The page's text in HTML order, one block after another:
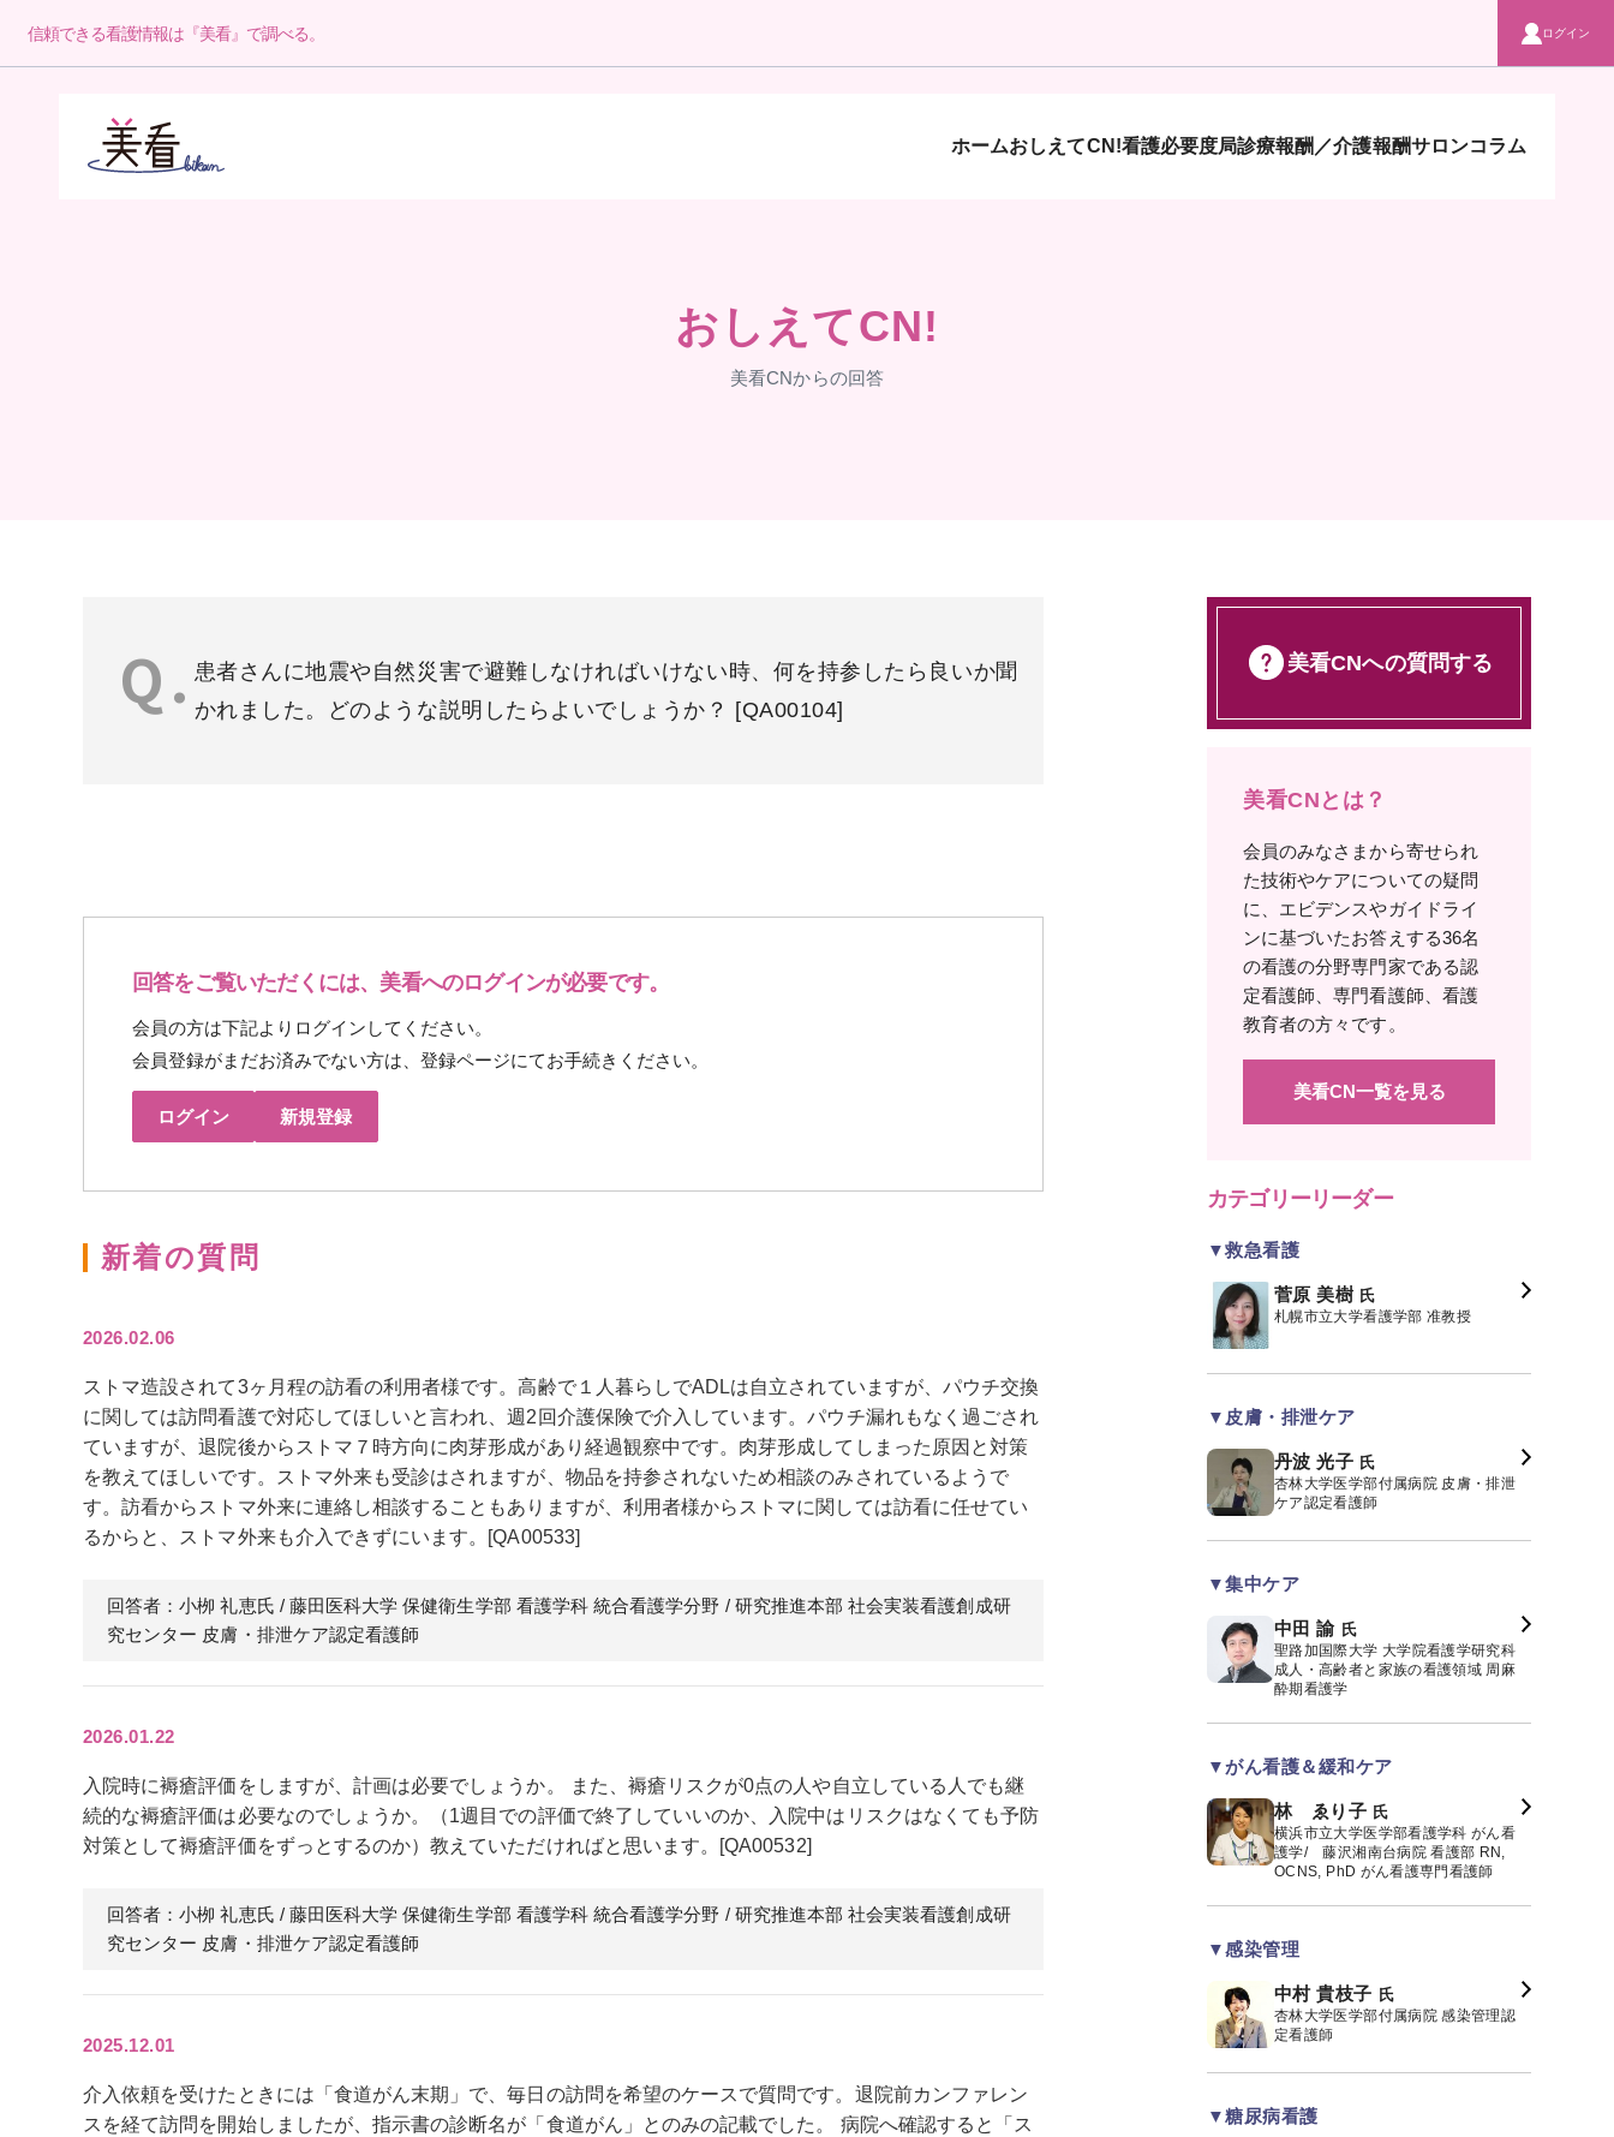
信頼できる看護情報は『美看』で調べる。 ログイン
ホームおしえてCN!看護必要度局診療報酬／介護報酬サロンコラム
おしえてCN!
美看CNからの回答
患者さんに地震や自然災害で避難しなければいけない時、何を持参したら良いか聞
かれました。どのような説明したらよいでしょうか？ [QA00104]
回答をご覧いただくには、美看へのログインが必要です。
会員の方は下記よりログインしてください。
会員登録がまだお済みでない方は、登録ページにてお手続きください。
ログイン 新規登録
新着の質問
2026.02.06
ストマ造設されて3ヶ月程の訪看の利用者様です。高齢で１人暮らしでADLは自立されていますが、パウチ交換
に関しては訪問看護で対応してほしいと言われ、週2回介護保険で介入しています。パウチ漏れもなく過ごされ
ていますが、退院後からストマ７時方向に肉芽形成があり経過観察中です。肉芽形成してしまった原因と対策
を教えてほしいです。ストマ外来も受診はされますが、物品を持参されないため相談のみされているようで
す。訪看からストマ外来に連絡し相談することもありますが、利用者様からストマに関しては訪看に任せてい
るからと、ストマ外来も介入できずにいます。[QA00533]
回答者：小栁 礼恵氏 / 藤田医科大学 保健衛生学部 看護学科 統合看護学分野 / 研究推進本部 社会実装看護創成研
究センター 皮膚・排泄ケア認定看護師
2026.01.22
入院時に褥瘡評価をしますが、計画は必要でしょうか。 また、褥瘡リスクが0点の人や自立している人でも継
続的な褥瘡評価は必要なのでしょうか。（1週目での評価で終了していいのか、入院中はリスクはなくても予防
対策として褥瘡評価をずっとするのか）教えていただければと思います。[QA00532]
回答者：小栁 礼恵氏 / 藤田医科大学 保健衛生学部 看護学科 統合看護学分野 / 研究推進本部 社会実装看護創成研
究センター 皮膚・排泄ケア認定看護師
2025.12.01
介入依頼を受けたときには「食道がん末期」で、毎日の訪問を希望のケースで質問です。退院前カンファレン
スを経て訪問を開始しましたが、指示書の診断名が「食道がん」とのみの記載でした。 病院へ確認すると「ス
美看CNへの質問する
美看CNとは？
会員のみなさまから寄せられ
た技術やケアについての疑問
に、エビデンスやガイドライ
ンに基づいたお答えする36名
の看護の分野専門家である認
定看護師、専門看護師、看護
教育者の方々です。
美看CN一覧を見る
カテゴリーリーダー
▼救急看護
菅原 美樹 氏
札幌市立大学看護学部 准教授
▼皮膚・排泄ケア
丹波 光子 氏
杏林大学医学部付属病院 皮膚・排泄
ケア認定看護師
▼集中ケア
中田 諭 氏
聖路加国際大学 大学院看護学研究科
成人・高齢者と家族の看護領域 周麻
酔期看護学
▼がん看護＆緩和ケア
林 ゑり子 氏
横浜市立大学医学部看護学科 がん看
護学/ 藤沢湘南台病院 看護部 RN,
OCNS, PhD がん看護専門看護師
▼感染管理
中村 貴枝子 氏
杏林大学医学部付属病院 感染管理認
定看護師
▼糖尿病看護